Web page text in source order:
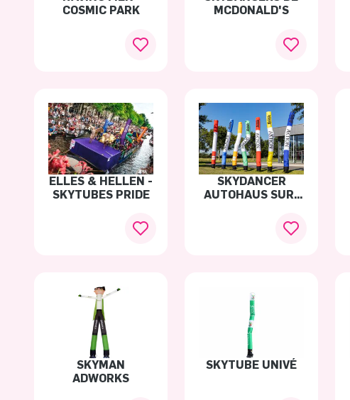
COSMIC PARK
MCDONALD'S
ELLES & HELLEN -
SKYTUBES PRIDE
SKYDANCER
AUTOHAUS SUR-
SKYMAN
ADWORKS
SKYTUBE UNIVÉ